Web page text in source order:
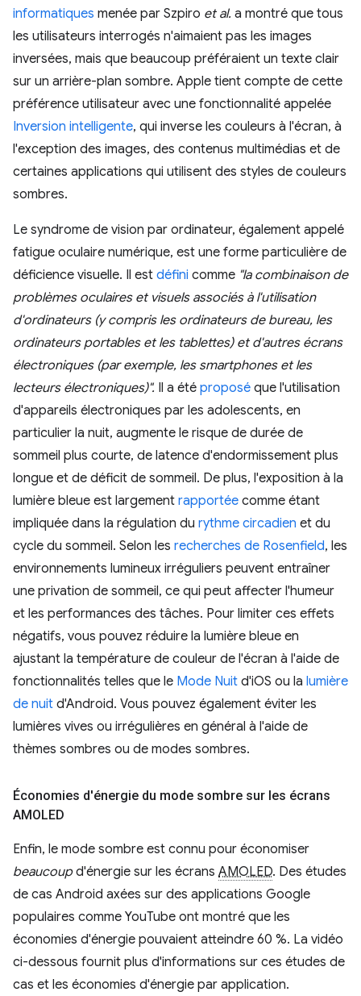
informatiques menée par Szpiro et al. a montré que tous
les utilisateurs interrogés n'aimaient pas les images
inversées, mais que beaucoup préféraient un texte clair
sur un arrière-plan sombre. Apple tient compte de cette
préférence utilisateur avec une fonctionnalité appelée
Inversion intelligente, qui inverse les couleurs à l'écran, à
l'exception des images, des contenus multimédias et de
certaines applications qui utilisent des styles de couleurs
sombres.
Le syndrome de vision par ordinateur, également appelé
fatigue oculaire numérique, est une forme particulière de
déficience visuelle. Il est défini comme "la combinaison de
problèmes oculaires et visuels associés à l'utilisation
d'ordinateurs (y compris les ordinateurs de bureau, les
ordinateurs portables et les tablettes) et d'autres écrans
électroniques (par exemple, les smartphones et les
lecteurs électroniques)". Il a été proposé que l'utilisation
d'appareils électroniques par les adolescents, en
particulier la nuit, augmente le risque de durée de
sommeil plus courte, de latence d'endormissement plus
longue et de déficit de sommeil. De plus, l'exposition à la
lumière bleue est largement rapportée comme étant
impliquée dans la régulation du rythme circadien et du
cycle du sommeil. Selon les recherches de Rosenfield, les
environnements lumineux irréguliers peuvent entraîner
une privation de sommeil, ce qui peut affecter l'humeur
et les performances des tâches. Pour limiter ces effets
négatifs, vous pouvez réduire la lumière bleue en
ajustant la température de couleur de l'écran à l'aide de
fonctionnalités telles que le Mode Nuit d'iOS ou la lumière
de nuit d'Android. Vous pouvez également éviter les
lumières vives ou irrégulières en général à l'aide de
thèmes sombres ou de modes sombres.
Économies d'énergie du mode sombre sur les écrans
AMOLED
Enfin, le mode sombre est connu pour économiser
beaucoupd'énergie sur les écrans AMOLED. Des études
de cas Android axées sur des applications Google
populaires comme YouTube ont montré que les
économies d'énergie pouvaient atteindre 60 %. La vidéo
ci-dessous fournit plus d'informations sur ces études de
cas et les économies d'énergie par application.